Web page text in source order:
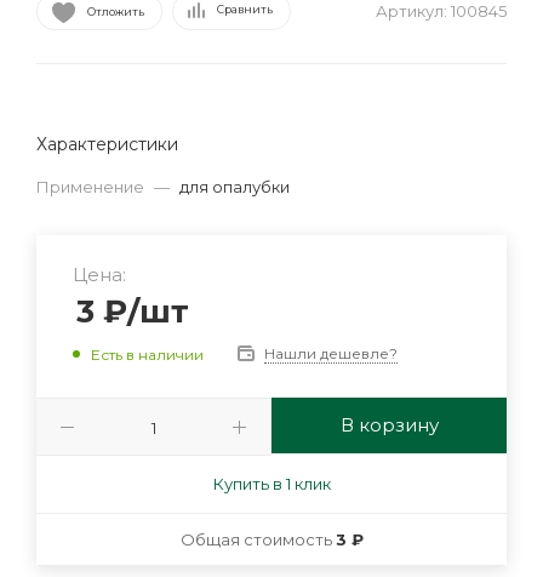
Отложить Сравнить Артикул: 100845
Характеристики
Применение — для опалубки
Цена:
3 ₽/шт
Есть в наличии Нашли дешевле?
В корзину
Купить в 1 клик
Общая стоимость3 ₽